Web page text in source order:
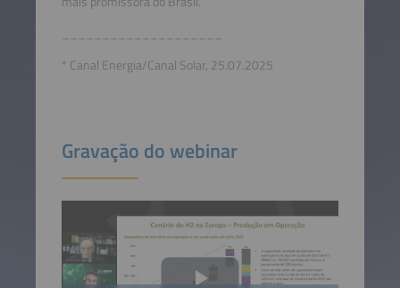
* Canal Energia/Canal Solar, 25.07.2025
Gravação do webinar